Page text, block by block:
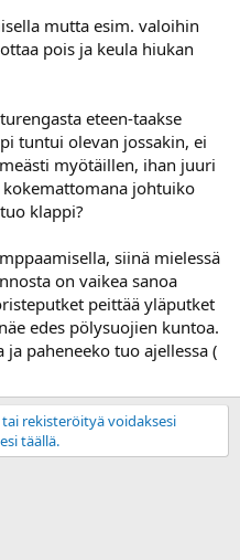
mutta esim. valoihin
pois ja keula hiukan
eteen-taakse
tuntui olevan jossakin, ei
myötäillen, ihan juuri
johtuiko
klappi?
siinä mielessä
on vaikea sanoa
peittää yläputket
edes pölysuojien kuntoa.
paheneeko tuo ajellessa (
rekisteröityä voidaksesi
täällä.